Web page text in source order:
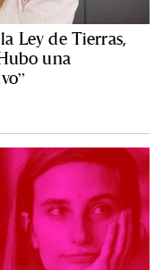
Ley de Tierras,
una